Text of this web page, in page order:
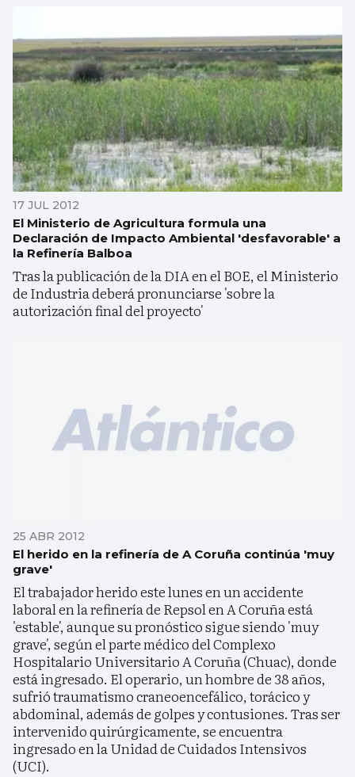
17 JUL 2012
El Ministerio de Agricultura formula una
Declaración de Impacto Ambiental 'desfavorable' a
la Refinería Balboa
Tras la publicación de la DIA en el BOE, el Ministerio
de Industria deberá pronunciarse 'sobre la
autorización final del proyecto'
25 ABR 2012
El herido en la refinería de A Coruña continúa 'muy
grave'
El trabajador herido este lunes en un accidente
laboral en la refinería de Repsol en A Coruña está
'estable', aunque su pronóstico sigue siendo 'muy
grave', según el parte médico del Complexo
Hospitalario Universitario A Coruña (Chuac), donde
está ingresado. El operario, un hombre de 38 años,
sufrió traumatismo craneoencefálico, torácico y
abdominal, además de golpes y contusiones. Tras ser
intervenido quirúrgicamente, se encuentra
ingresado en la Unidad de Cuidados Intensivos
(UCI).